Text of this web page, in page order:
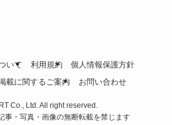
いて 利用規約
個人情報保護方針
載に関するご案内
お問い合わせ
Co., Ltd. All right reserved.
事・写真・画像の無断転載を禁じます